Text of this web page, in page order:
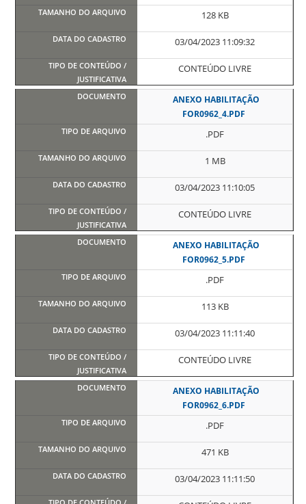
128 KB
03/04/2023 11:09:32
CONTEÚDO LIVRE
ANEXO HABILITAÇÃO
FOR0962_4.PDF
.PDF
1 MB
03/04/2023 11:10:05
CONTEÚDO LIVRE
ANEXO HABILITAÇÃO
FOR0962_5.PDF
.PDF
113 KB
03/04/2023 11:11:40
CONTEÚDO LIVRE
ANEXO HABILITAÇÃO
FOR0962_6.PDF
.PDF
471 KB
03/04/2023 11:11:50